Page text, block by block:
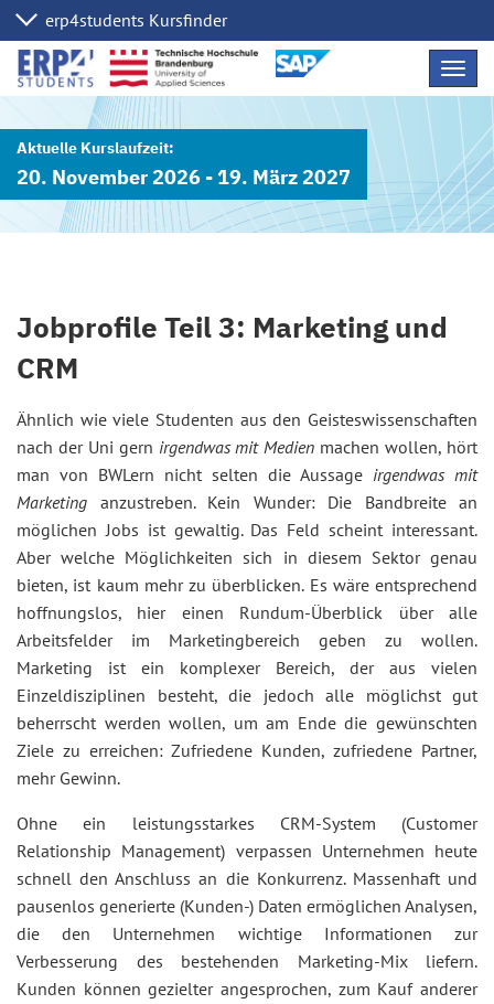
20. November 2026 - 19. März 2027
Jobprofile Teil 3: Marketing und
CRM
Ähnlich wie viele Studenten aus den Geisteswissenschaften
nach der Uni gern irgendwas mit Medien machen wollen, hört
man von BWLern nicht selten die Aussage irgendwas mit
Marketing anzustreben. Kein Wunder: Die Bandbreite an
möglichen Jobs ist gewaltig. Das Feld scheint interessant.
Aber welche Möglichkeiten sich in diesem Sektor genau
bieten, ist kaum mehr zu überblicken. Es wäre entsprechend
hoffnungslos, hier einen Rundum-Überblick über alle
Arbeitsfelder im Marketingbereich geben zu wollen.
Marketing ist ein komplexer Bereich, der aus vielen
Einzeldisziplinen besteht, die jedoch alle möglichst gut
beherrscht werden wollen, um am Ende die gewünschten
Ziele zu erreichen: Zufriedene Kunden, zufriedene Partner,
mehr Gewinn.
Ohne ein leistungsstarkes CRM-System (Customer
Relationship Management) verpassen Unternehmen heute
schnell den Anschluss an die Konkurrenz. Massenhaft und
pausenlos generierte (Kunden-) Daten ermöglichen Analysen,
die den Unternehmen wichtige Informationen zur
Verbesserung des bestehenden Marketing-Mix liefern.
Kunden können gezielter angesprochen, zum Kauf anderer